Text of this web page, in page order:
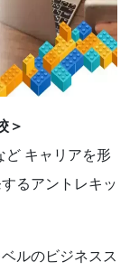
＞
キャリアを形
るアントレキッ
ルのビジネスス